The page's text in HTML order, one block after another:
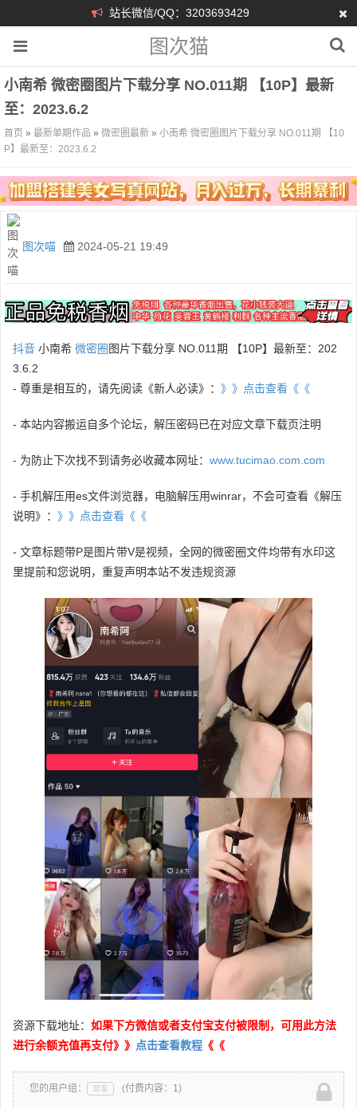
站长微信/QQ：3203693429
图次猫
小南希 微密圈图片下载分享 NO.011期 【10P】最新
至：2023.6.2
首页 » 最新单期作品 » 微密圈最新 » 小南希 微密圈图片下载分享 NO.011期 【10
P】最新至：2023.6.2
图次喵 2024-05-21 19:49
抖音 小南希 微密圈 图片下载分享 NO.011期 【10P】最新至：202
3.6.2
- 尊重是相互的，请先阅读《新人必读》： 》》点击查看《《
- 本站内容搬运自多个论坛，解压密码已在对应文章下载页注明
- 为防止下次找不到请务必收藏本网址： www.tucimao.com.com
- 手机解压用es文件浏览器，电脑解压用winrar，不会可查看《解压
说明》： 》》点击查看《《
- 文章标题带P是图片带V是视频，全网的微密圈文件均带有水印这
里提前和您说明，重复声明本站不发违规资源
资源下载地址： 如果下方微信或者支付宝支付被限制，可用此方法
进行余额充值再支付》》 点击查看教程 《《
您的用户组： 游客 (付费内容：1)